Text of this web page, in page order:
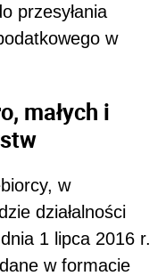
przesyłania
w
małych i
w
działalności
1 lipca 2016 r.
w formacie